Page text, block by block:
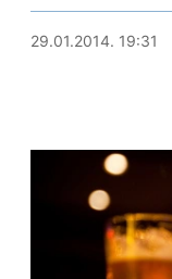
29.01.2014. 19:58
29.01.2014. 19:31